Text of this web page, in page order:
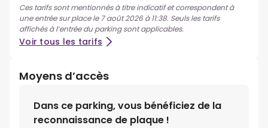
Ces tarifs sont mentionnés à titre indicatif et correspondent à
une entrée sur place le 7 août 2026 à 11:38. Seuls les tarifs
affichés à l’entrée du parking sont applicables.
Voir tous les tarifs
Moyens d’accès
Dans ce parking, vous bénéficiez de la
reconnaissance de plaque !